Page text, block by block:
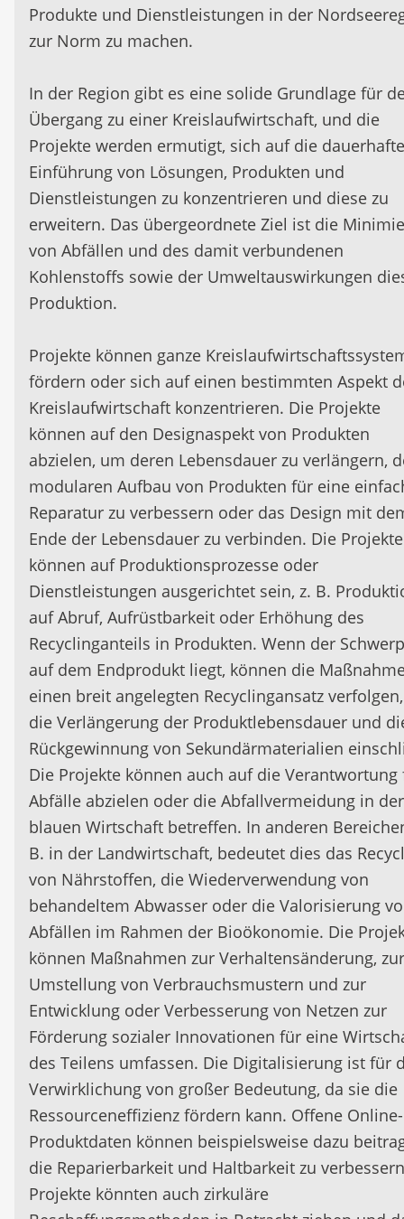
Produkte und Dienstleistungen in der
zur Norm zu machen.
In der Region gibt es eine solide Grundlage für
Übergang zu einer Kreislaufwirtschaft, und die
Projekte werden ermutigt, sich auf die dauerhafte
Einführung von Lösungen, Produkten und
Dienstleistungen zu konzentrieren und diese zu
erweitern. Das übergeordnete Ziel ist die
von Abfällen und des damit verbundenen
Kohlenstoffs sowie der Umweltauswirkungen
Produktion.
Projekte können ganze
fördern oder sich auf einen bestimmten Aspekt
Kreislaufwirtschaft konzentrieren. Die Projekte
können auf den Designaspekt von Produkten
abzielen, um deren Lebensdauer zu verlängern,
modularen Aufbau von Produkten für eine
Reparatur zu verbessern oder das Design mit
Ende der Lebensdauer zu verbinden. Die Projekte
können auf Produktionsprozesse oder
Dienstleistungen ausgerichtet sein, z. B.
auf Abruf, Aufrüstbarkeit oder Erhöhung des
Recyclinganteils in Produkten. Wenn der
auf dem Endprodukt liegt, können die
einen breit angelegten Recyclingansatz
die Verlängerung der Produktlebensdauer und
Rückgewinnung von Sekundärmaterialien
Die Projekte können auch auf die Verantwortung
Abfälle abzielen oder die Abfallvermeidung in der
blauen Wirtschaft betreffen. In anderen
B. in der Landwirtschaft, bedeutet dies das
von Nährstoffen, die Wiederverwendung von
behandeltem Abwasser oder die Valorisierung
Abfällen im Rahmen der Bioökonomie. Die
können Maßnahmen zur Verhaltensänderung, zur
Umstellung von Verbrauchsmustern und zur
Entwicklung oder Verbesserung von Netzen zur
Förderung sozialer Innovationen für eine
des Teilens umfassen. Die Digitalisierung ist für
Verwirklichung von großer Bedeutung, da sie die
Ressourceneffizienz fördern kann. Offene Online-
Produktdaten können beispielsweise dazu
die Reparierbarkeit und Haltbarkeit zu
Projekte könnten auch zirkuläre